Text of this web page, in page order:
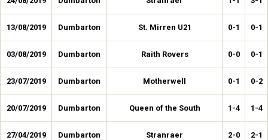
13/08/2019 Dumbarton St. Mirren U21 0-1 0-1
03/08/2019 Dumbarton Raith Rovers 0-0 0-1
23/07/2019 Dumbarton Motherwell 0-1 0-2
20/07/2019 Dumbarton Queen of the South 1-4 1-4
27/04/2019 Dumbarton Stranraer 2-0 2-1